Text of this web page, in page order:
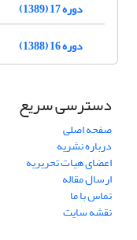
دوره 17 (1389)
دوره 16 (1388)
دسترسی سریع
صفحه اصلی
درباره نشریه
اعضای هیات تحریریه
ارسال مقاله
تماس با ما
نقشه سایت